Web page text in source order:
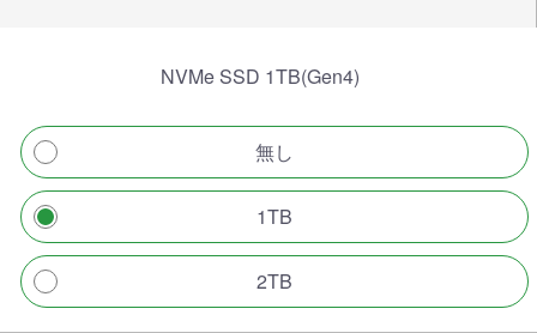
NVMe SSD 1TB(Gen4)
無し
1TB
2TB